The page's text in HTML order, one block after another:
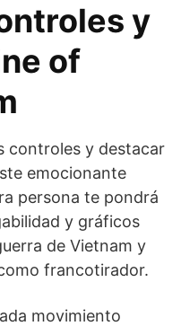
y
of
controles y destacar
emocionante
persona te pondrá
y gráficos
de Vietnam y
francotirador.
movimiento